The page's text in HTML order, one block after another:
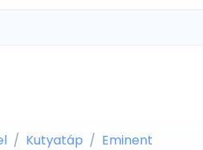
Kutyatáp Eminent